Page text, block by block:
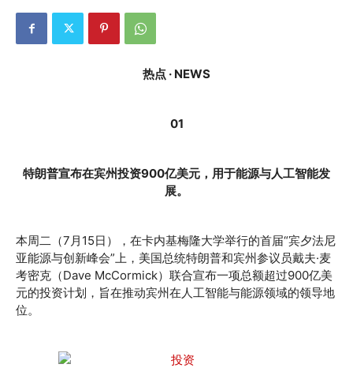
热点 · NEWS
01
特朗普宣布在宾州投资900亿美元，用于能源与人工智能发
展。
本周二（7月15日），在卡内基梅隆大学举行的首届“宾夕法尼
亚能源与创新峰会”上，美国总统特朗普和宾州参议员戴夫·麦
考密克（Dave McCormick）联合宣布一项总额超过900亿美
元的投资计划，旨在推动宾州在人工智能与能源领域的领导地
位。